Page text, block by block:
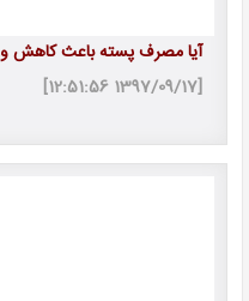
آیا مصرف پسته باعث کاهش
[1397/09/17 12:51:56]